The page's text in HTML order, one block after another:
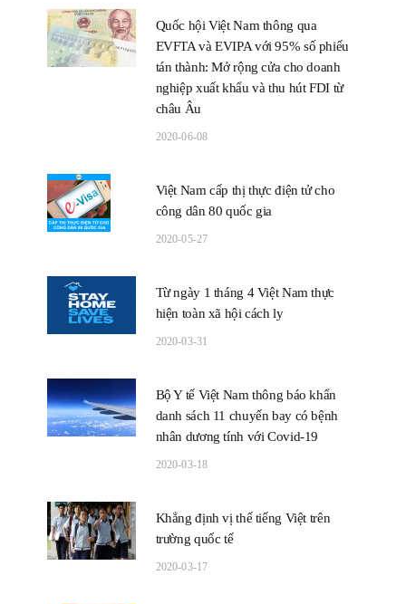
Quốc hội Việt Nam thông qua
EVFTA và EVIPA với 95% số phiếu
tán thành: Mở rộng cửa cho doanh
nghiệp xuất khẩu và thu hút FDI từ
châu Âu
2020-06-08
Việt Nam cấp thị thực điện tử cho
công dân 80 quốc gia
2020-05-27
Từ ngày 1 tháng 4 Việt Nam thực
hiện toàn xã hội cách ly
2020-03-31
Bộ Y tế Việt Nam thông báo khẩn
danh sách 11 chuyến bay có bệnh
nhân dương tính với Covid-19
2020-03-18
Khẳng định vị thế tiếng Việt trên
trường quốc tế
2020-03-17